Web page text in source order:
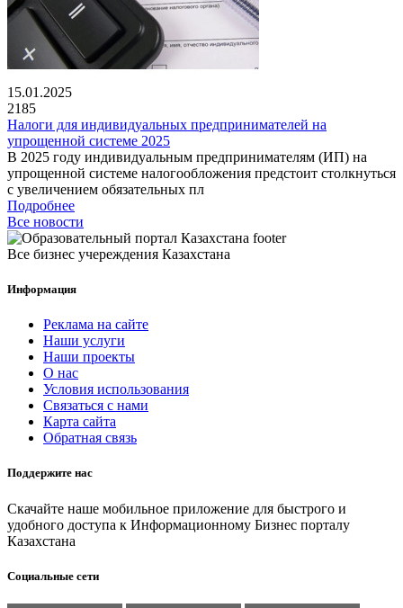
15.01.2025
2185
Налоги для индивидуальных предпринимателей на
упрощенной системе 2025
В 2025 году индивидуальным предпринимателям (ИП) на
упрощенной системе налогообложения предстоит столкнуться
с увеличением обязательных пл
Подробнее
Все новости
Все бизнес учереждения Казахстана
Информация
Реклама на сайте
Наши услуги
Наши проекты
О нас
Условия использования
Связаться с нами
Карта сайта
Обратная связь
Поддержите нас
Скачайте наше мобильное приложение для быстрого и
удобного доступа к Информационному Бизнес порталу
Казахстана
Социальные сети